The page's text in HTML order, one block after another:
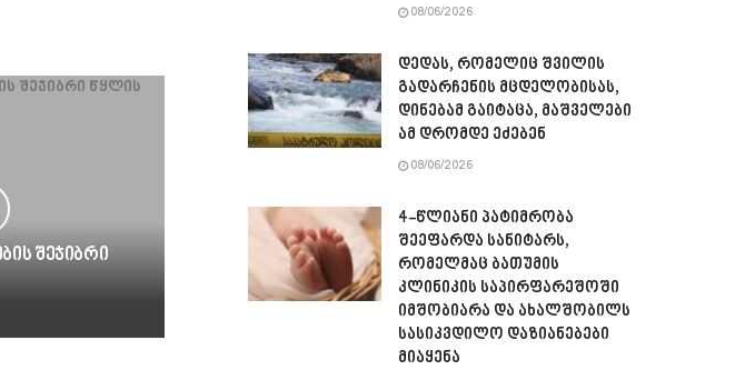
შეჯიბრი
08/06/2026
დედას, რომელიც შვილის
გადარჩენის მცდელობისას,
დინებამ გაიტაცა, მაშველები
ამ დრომდე ეძებენ
08/06/2026
4-წლიანი პატიმრობა
შეეფარდა სანიტარს,
რომელმაც ბათუმის
კლინიკის საპირფარეშოში
იმშობიარა და ახალშობილს
სასიკვდილო დაზიანებები
მიაყენა